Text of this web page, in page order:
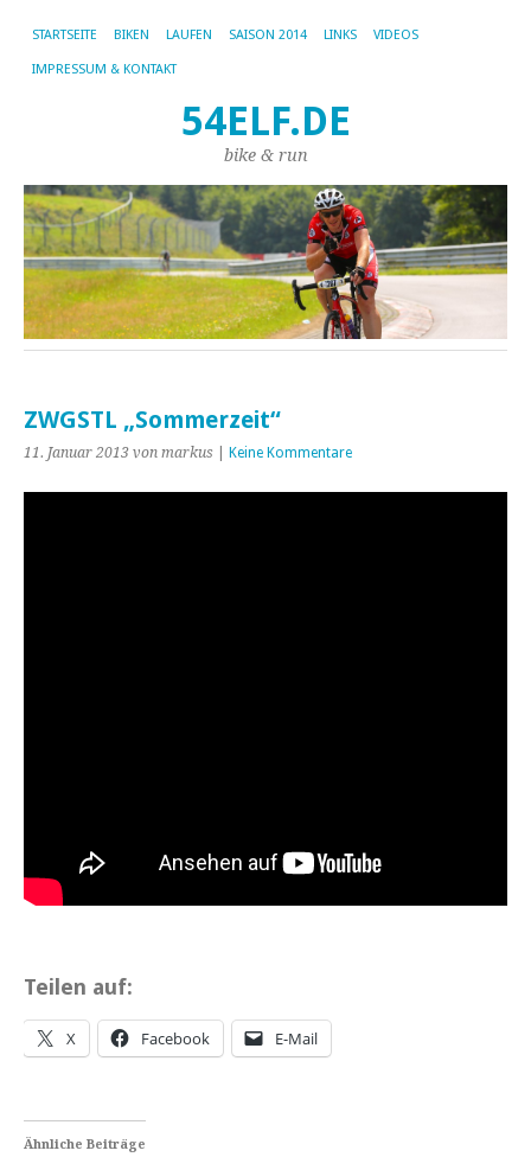
STARTSEITE BIKEN LAUFEN SAISON 2014 LINKS VIDEOS
IMPRESSUM & KONTAKT
54ELF.DE
bike & run
ZWGSTL „Sommerzeit“
11. Januar 2013 von markus Keine Kommentare
Teilen auf:
X Facebook E-Mail
Ähnliche Beiträge